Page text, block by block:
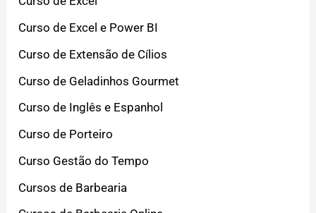
Curso de Excel e Power BI
Curso de Extensão de Cílios
Curso de Geladinhos Gourmet
Curso de Inglês e Espanhol
Curso de Porteiro
Curso Gestão do Tempo
Cursos de Barbearia